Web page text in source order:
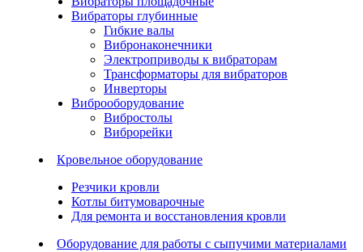
Вибраторы глубинные
Гибкие валы
Вибронаконечники
Электроприводы к вибраторам
Трансформаторы для вибраторов
Инверторы
Виброоборудование
Вибростолы
Виброрейки
Кровельное оборудование
Резчики кровли
Котлы битумоварочные
Для ремонта и восстановления кровли
Оборудование для работы с сыпучими материалами